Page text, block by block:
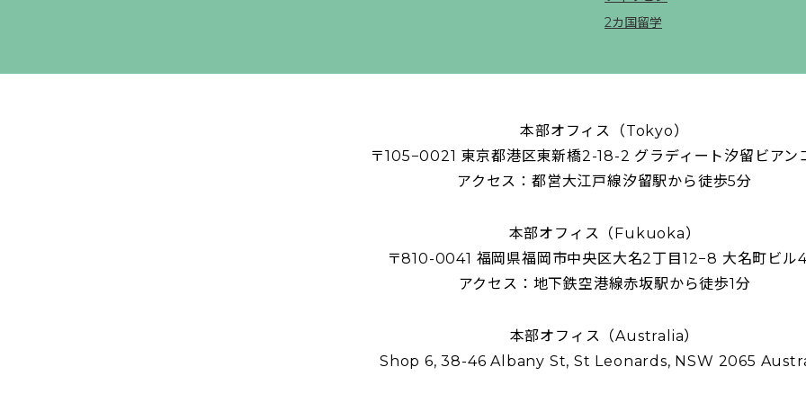
2カ国留学
本部オフィス（Tokyo）
〒105−0021 東京都港区東新橋2-18-2 グラディート汐留ビアン
アクセス：都営大江戸線汐留駅から徒歩5分
本部オフィス（Fukuoka）
〒810-0041 福岡県福岡市中央区大名2丁目12−8 大名町ビル
アクセス：地下鉄空港線赤坂駅から徒歩1分
本部オフィス（Australia）
Shop 6, 38-46 Albany St, St Leonards, NSW 2065